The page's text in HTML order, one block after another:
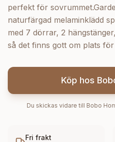
perfekt för
naturfärgad melaminklädd
med 7 dörrar, 2
så det finns gott om plats
Köp hos
Du skickas vidare till Bobo
Fri frakt